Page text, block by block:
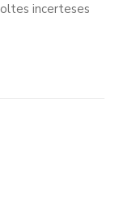
incerteses